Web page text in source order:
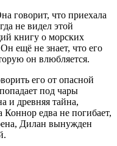
говорит, что приехала
не видел этой
книгу о морских
ещё не знает, что его
он влюбляется.
его от опасной
под чары
и древняя тайна,
Коннор едва не погибает,
Дилан вынужден